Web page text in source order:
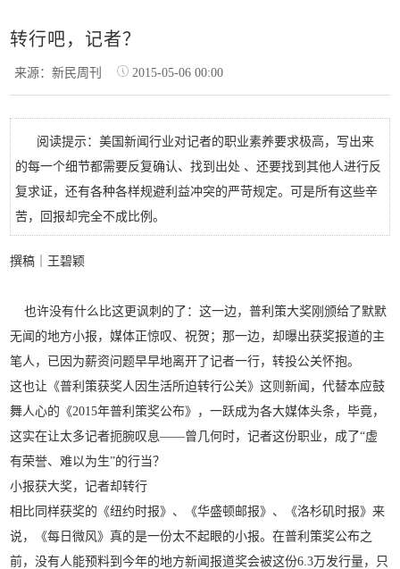
转行吧，记者？
来源：新民周刊 2015-05-06 00:00
阅读提示：美国新闻行业对记者的职业素养要求极高，写出来
的每一个细节都需要反复确认、找到出处 、还要找到其他人进行反
复求证，还有各种各样规避利益冲突的严苛规定。可是所有这些辛
苦，回报却完全不成比例。
撰稿｜王碧颖
也许没有什么比这更讽刺的了：这一边，普利策大奖刚颁给了默默
无闻的地方小报，媒体正惊叹、祝贺；那一边，却曝出获奖报道的主
笔人，已因为薪资问题早早地离开了记者一行，转投公关怀抱。
这也让《普利策获奖人因生活所迫转行公关》这则新闻，代替本应鼓
舞人心的《2015年普利策奖公布》，一跃成为各大媒体头条，毕竟，
这实在让太多记者扼腕叹息——曾几何时，记者这份职业，成了“虚
有荣誉、难以为生”的行当？
小报获大奖，记者却转行
相比同样获奖的《纽约时报》、《华盛顿邮报》、《洛杉矶时报》来
说，《每日微风》真的是一份太不起眼的小报。在普利策奖公布之
前，没有人能预料到今年的地方新闻报道奖会被这份6.3万发行量，只